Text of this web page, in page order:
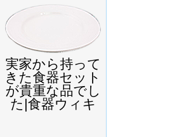
実家から持って
きた食器セット
が貴重な品でし
た|食器ウィキ